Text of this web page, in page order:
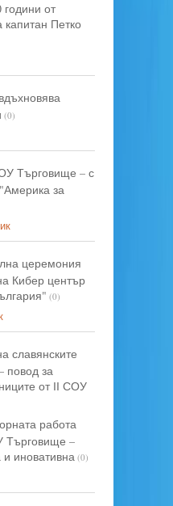
години от
Петко
(0)
Търговище – с
за
церемония
Кибер център
(0)
славянските
повод за
от ІІ СОУ
работа
Търговище –
иновативна (0)